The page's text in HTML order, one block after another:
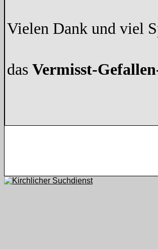
Vielen Dank und viel
das Vermisst-